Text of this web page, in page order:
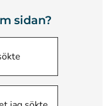
sidan?